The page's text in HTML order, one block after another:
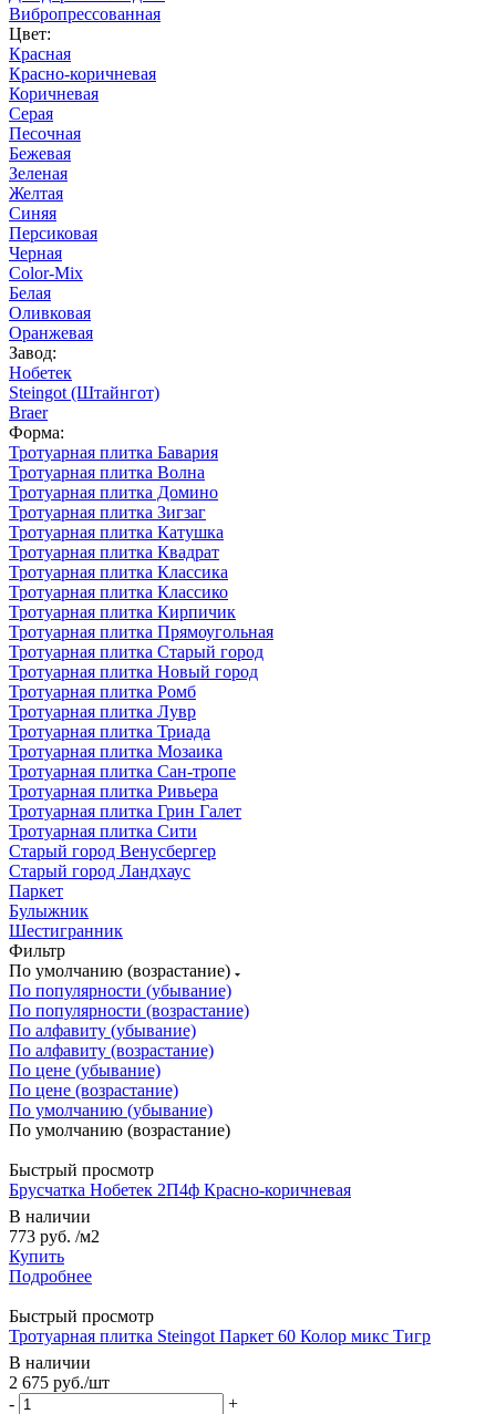
Вибропрессованная
Цвет:
Красная
Красно-коричневая
Коричневая
Серая
Песочная
Бежевая
Зеленая
Желтая
Синяя
Персиковая
Черная
Color-Mix
Белая
Оливковая
Оранжевая
Завод:
Нобетек
Steingot (Штайнгот)
Braer
Форма:
Тротуарная плитка Бавария
Тротуарная плитка Волна
Тротуарная плитка Домино
Тротуарная плитка Зигзаг
Тротуарная плитка Катушка
Тротуарная плитка Квадрат
Тротуарная плитка Классика
Тротуарная плитка Классико
Тротуарная плитка Кирпичик
Тротуарная плитка Прямоугольная
Тротуарная плитка Старый город
Тротуарная плитка Новый город
Тротуарная плитка Ромб
Тротуарная плитка Лувр
Тротуарная плитка Триада
Тротуарная плитка Мозаика
Тротуарная плитка Сан-тропе
Тротуарная плитка Ривьера
Тротуарная плитка Грин Галет
Тротуарная плитка Сити
Старый город Венусбергер
Старый город Ландхаус
Паркет
Булыжник
Шестигранник
Фильтр
По умолчанию (возрастание)
По популярности (убывание)
По популярности (возрастание)
По алфавиту (убывание)
По алфавиту (возрастание)
По цене (убывание)
По цене (возрастание)
По умолчанию (убывание)
По умолчанию (возрастание)
Быстрый просмотр
Брусчатка Нобетек 2П4ф Красно-коричневая
В наличии
773 руб. /м2
Купить
Подробнее
Быстрый просмотр
Тротуарная плитка Steingot Паркет 60 Колор микс Тигр
В наличии
2 675 руб./шт
-
+